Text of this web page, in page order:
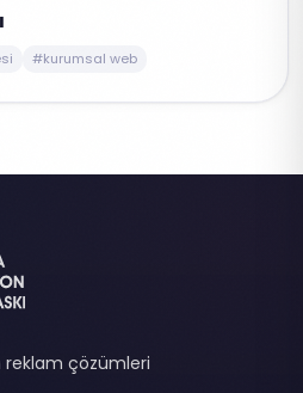
#kurumsal web
reklam çözümleri